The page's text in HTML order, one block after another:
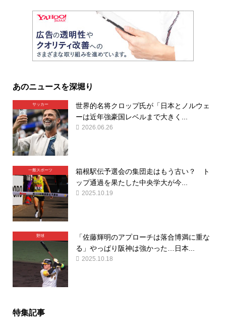
あのニュースを深堀り
サッカー
世界的名将クロップ氏が「日本とノルウェ
ーは近年強豪国レベルまで大きく...
2026.06.26
一般スポーツ
箱根駅伝予選会の集団走はもう古い？ ト
ップ通過を果たした中央学大が今...
2025.10.19
野球
「佐藤輝明のアプローチは落合博満に重な
る」やっぱり阪神は強かった…日本...
2025.10.18
特集記事